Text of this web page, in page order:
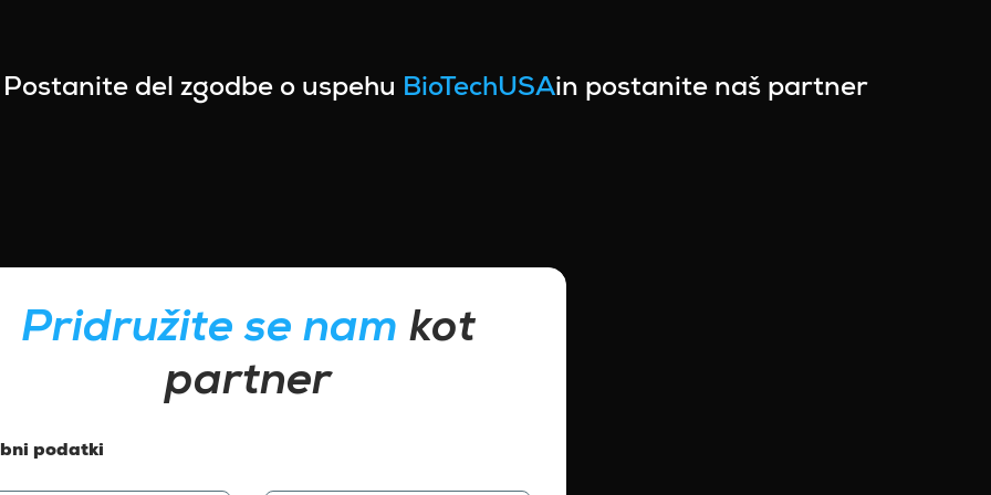
Postanite del zgodbe o uspehu BioTechUSAin postanite naš partner
Pridružite se nam kot
partner
podatki